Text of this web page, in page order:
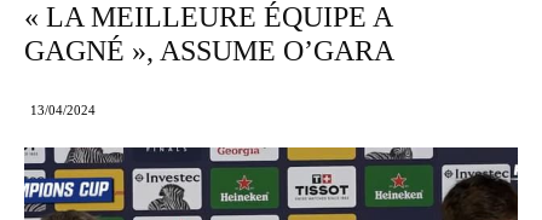
« LA MEILLEURE ÉQUIPE A
GAGNÉ », ASSUME O’GARA
13/04/2024